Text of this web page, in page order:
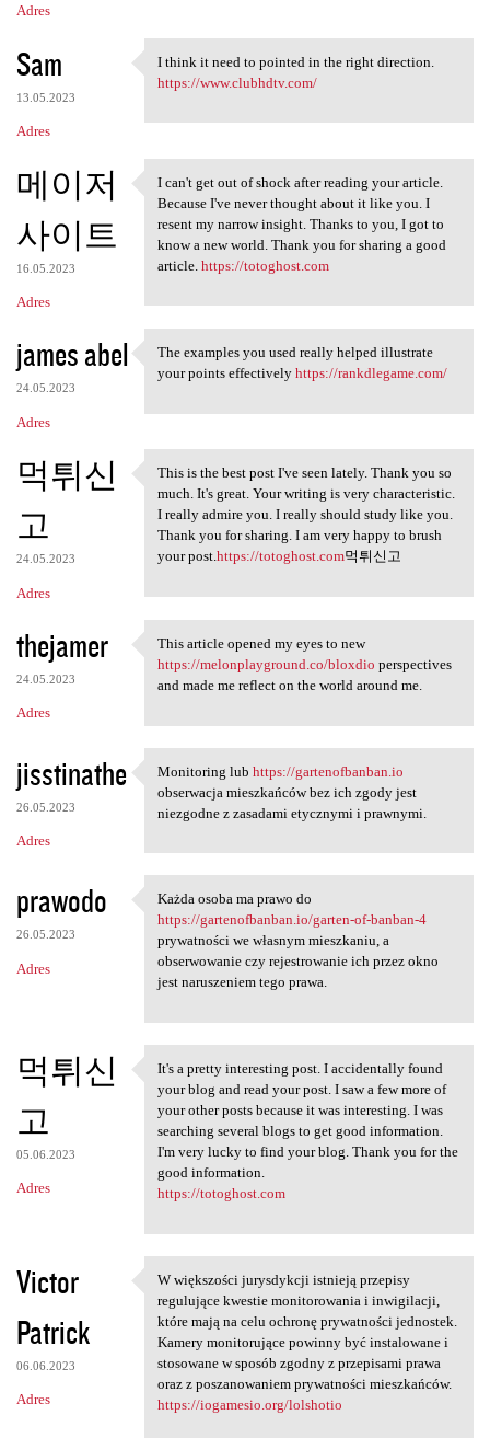
Adres
Sam
13.05.2023
Adres
I think it need to pointed in
I think it need to pointed in the right direction.
https://www.clubhdtv.com/
메이저
사이트
16.05.2023
Adres
I can't get out of shock
I can't get out of shock after reading your article.
Because I've never thought about it like you. I
resent my narrow insight. Thanks to you, I got to
know a new world. Thank you for sharing a good
article. https://totoghost.com
james abel
24.05.2023
Adres
The examples you used really
The examples you used really helped illustrate
your points effectively https://rankdlegame.com/
먹튀신
고
24.05.2023
Adres
This is the best post I've
This is the best post I've seen lately. Thank you so
much. It's great. Your writing is very characteristic.
I really admire you. I really should study like you.
Thank you for sharing. I am very happy to brush
your post.https://totoghost.com먹튀신고
thejamer
24.05.2023
Adres
This article opened my eyes
This article opened my eyes to new
https://melonplayground.co/bloxdio perspectives
and made me reflect on the world around me.
jisstinathe
26.05.2023
Adres
Monitoring lub https:/
Monitoring lub https://gartenofbanban.io
obserwacja mieszkańców bez ich zgody jest
niezgodne z zasadami etycznymi i prawnymi.
prawodo
26.05.2023
Adres
Każda osoba ma prawo do https
Każda osoba ma prawo do
https://gartenofbanban.io/garten-of-banban-4
prywatności we własnym mieszkaniu, a
obserwowanie czy rejestrowanie ich przez okno
jest naruszeniem tego prawa.
먹튀신
고
05.06.2023
Adres
It's a pretty interesting
It's a pretty interesting post. I accidentally found
your blog and read your post. I saw a few more of
your other posts because it was interesting. I was
searching several blogs to get good information.
I'm very lucky to find your blog. Thank you for the
good information.
https://totoghost.com
Victor
Patrick
06.06.2023
Adres
W większości jurysdykcji
W większości jurysdykcji istnieją przepisy
regulujące kwestie monitorowania i inwigilacji,
które mają na celu ochronę prywatności jednostek.
Kamery monitorujące powinny być instalowane i
stosowane w sposób zgodny z przepisami prawa
oraz z poszanowaniem prywatności mieszkańców.
https://iogamesio.org/lolshotio